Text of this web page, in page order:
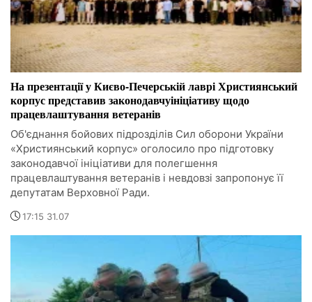
На презентації у Києво-Печерській лаврі Християнський
корпус представив законодавчуініціативу щодо
працевлаштування ветеранів
Об'єднання бойових підрозділів Сил оборони України
«Християнський корпус» оголосило про підготовку
законодавчої ініціативи для полегшення
працевлаштування ветеранів і невдовзі запропонує її
депутатам Верховної Ради.
17:15 31.07